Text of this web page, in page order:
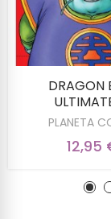
DRAGON
PLANETA
12,95